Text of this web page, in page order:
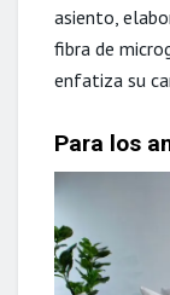
asiento,
fibra de
enfatiza su
Para los